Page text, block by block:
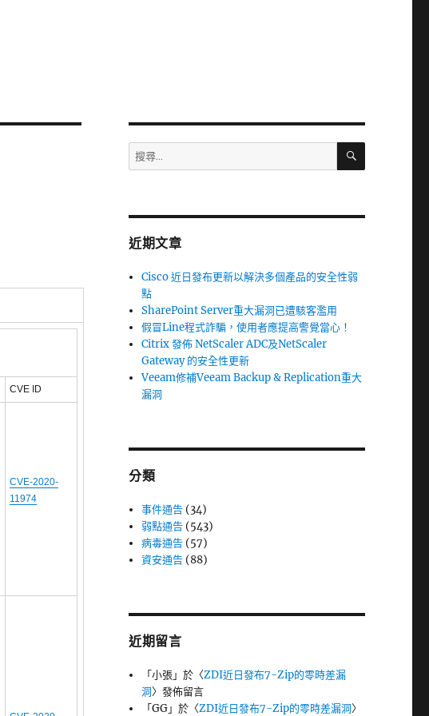
CVE ID
CVE-2020-
11974
搜
尋
字:
搜
近期文章
Cisco 近日發布更新以解決多個產品的安全性弱
點
SharePoint Server重大漏洞已遭駭客濫用
假冒Line程式詐騙，使用者應提高警覺當心！
Citrix 發佈 NetScaler ADC及NetScaler
Gateway 的安全性更新
Veeam修補Veeam Backup & Replication重大
漏洞
分類
事件通告 (34)
弱點通告 (543)
病毒通告 (57)
資安通告 (88)
近期留言
「小張」於〈ZDI近日發布7-Zip的零時差漏
洞〉發佈留言
「GG」於〈ZDI近日發布7-Zip的零時差漏洞〉